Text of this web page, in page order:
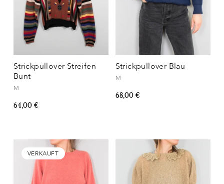
Strickpullover Streifen
Bunt
M
64,00 €
Strickpullover Blau
M
68,00 €
VERKAUFT